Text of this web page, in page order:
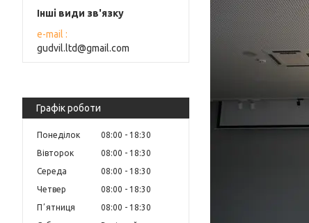
Інші види зв'язку
e-mail
gudvil.ltd@gmail.com
Графік роботи
Понеділок 08:00
18:30
Вівторок
08:00
18:30
Середа
08:00
18:30
Четвер
08:00
18:30
Пʼятниця
08:00
18:30